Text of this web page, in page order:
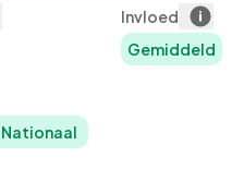
Invloed
Gemiddeld
Nationaal